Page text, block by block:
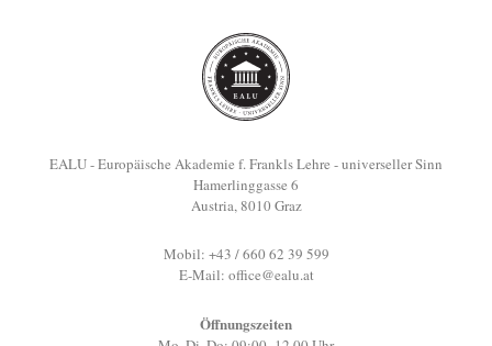
EALU - Europäische Akademie f. Frankls Lehre - universeller Sinn
Hamerlinggasse 6
Austria, 8010 Graz
Mobil: +43 / 660 62 39 599
E-Mail: office@ealu.at
Öffnungszeiten